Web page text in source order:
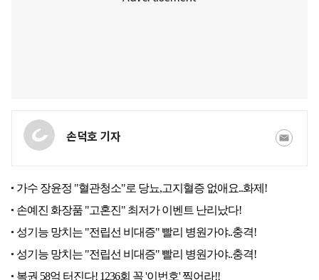
손덕호 기자